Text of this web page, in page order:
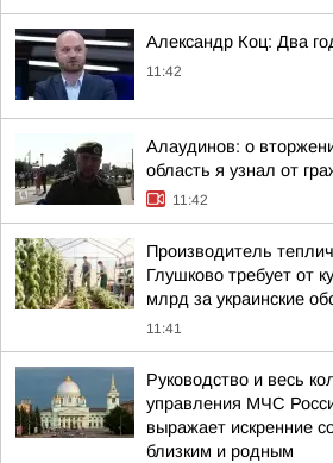
Александр Коц: Два
11:42
Алаудинов: о
область я узнал от
11:42
Производитель
Глушково требует от
млрд за украинские
11:41
Руководство и весь
управления МЧС
выражает искренние
близким и родным